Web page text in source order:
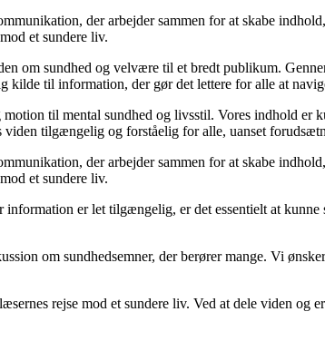
der arbejder sammen for at skabe
et sundere liv.
om sundhed og velvære til et bredt publikum.
til information, der gør det lettere for alle at
til mental sundhed og livsstil. Vores indhold er
tilgængelig og forståelig for alle, uanset
der arbejder sammen for at skabe
et sundere liv.
er let tilgængelig, er det essentielt at
om sundhedsemner, der berører mange. Vi
rejse mod et sundere liv. Ved at dele viden